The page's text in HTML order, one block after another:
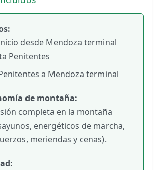
desde Mendoza terminal
Penitentes
a Mendoza terminal
de montaña:
completa en la montaña
energéticos de marcha,
meriendas y cenas).